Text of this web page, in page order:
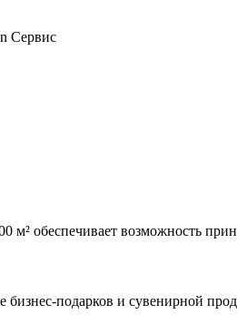
Сервис
м² обеспечивает возможность
подарков и сувенирной